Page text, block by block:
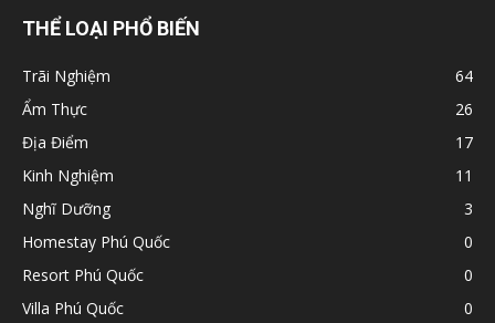
THỂ LOẠI PHỔ BIẾN
Trãi Nghiệm
64
Ẩm Thực
26
Địa Điểm
17
Kinh Nghiệm
11
Nghĩ Dưỡng
3
Homestay Phú Quốc
0
Resort Phú Quốc
0
Villa Phú Quốc
0